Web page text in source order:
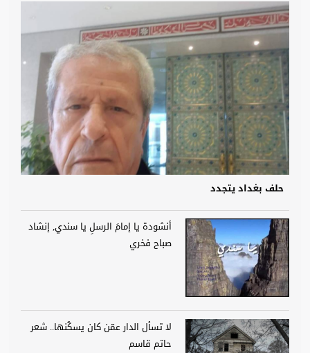
حلف بغداد يتجدد
أنشودة يا إمامَ الرسلِ يا سندي, إنشاد
صباح فخري
لا تسأل الدار عمّن كان يسكُنها.. شعر
حاتم قاسم